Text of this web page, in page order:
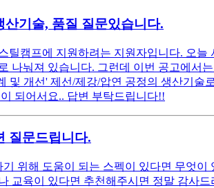
산기술, 품질 질문있습니다.
틸캠프에 지원하려는 지원자입니다. 오
나눠져 있습니다. 그런데 이번 공고에서
및 개선' 제선/제강/압연 공정의 생산기
되어서요.. 답변 부탁드립니다!!
질문드립니다.
위해 도움이 되는 스펙이 있다면 무엇
교육이 있다면 추천해주시면 정말 감사